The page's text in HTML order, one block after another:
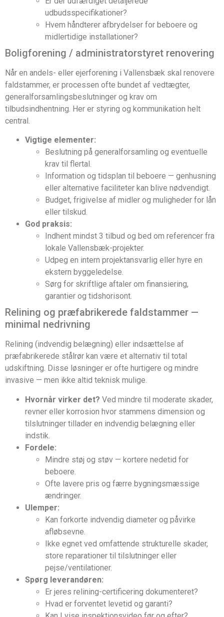
udbudsspecifikationer?
Hvem håndterer afbrydelser for beboere og
midlertidige installationer?
Boligforening / administratorstyret renovering
Når en andels- eller ejerforening i Vallensbæk skal renovere
faldstammer, er processen ofte bundet af vedtægter,
generalforsamlingsbeslutninger og krav om
tilbudsindhentning. Her er styring og kommunikation helt
central.
Vigtige elementer:
Beslutning på generalforsamling og eventuelle
krav til flertal.
Information og tidsplan til beboere — genhusning
eller alternative faciliteter kan blive nødvendigt.
Budget, frigivelse af midler og muligheder for lån
eller tilskud.
God praksis:
Indhent mindst 3 tilbud og bed om referencer fra
lokale Vallensbæk-projekter.
Udpeg en intern projektansvarlig eller hyre en
ekstern byggeledelse.
Sørg for skriftlige aftaler om finansiering,
garantier og tidshorisont.
Relining og præfabrikerede faldstammer —
minimal nedrivning
Relining (indvendig belægning) eller indsættelse af
præfabrikerede stålrør kan være et alternativ til total
udskiftning. Disse løsninger er ofte hurtigere og mindre
invasive — men ikke altid teknisk mulige.
Hvornår virker det? Ved mindre til moderate skader,
revner eller korrosion hvor stammens dimension og
tilslutninger tillader en indvendig belægning eller
indstik.
Fordele:
Mindre støj og støv — kortere nedetid for
beboere.
Ofte lavere pris og færre bygningsmæssige
ændringer.
Ulemper:
Kan forkorte indvendig diameter og påvirke
afløbsevne.
Ikke egnet ved omfattende strukturelle skader,
store reparationer til tilslutninger eller
pejse/ventilationer.
Spørg leverandøren:
Er jeres relining-certificering dokumenteret?
Hvad er forventet levetid og garanti?